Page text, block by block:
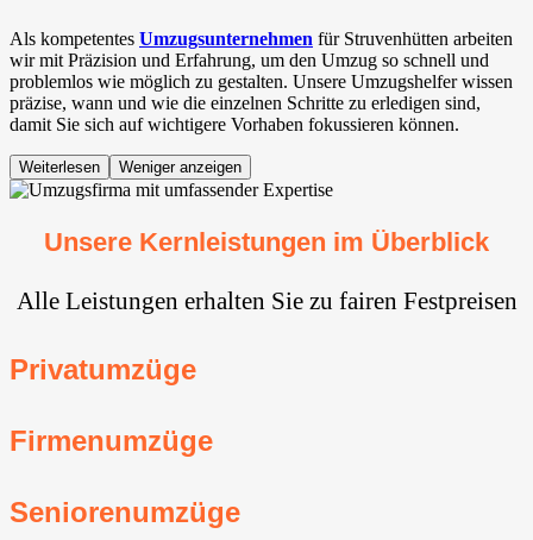
Als kompetentes Umzugsunternehmen für Struvenhütten arbeiten
wir mit Präzision und Erfahrung, um den Umzug so schnell und
problemlos wie möglich zu gestalten. Unsere Umzugshelfer wissen
präzise, wann und wie die einzelnen Schritte zu erledigen sind,
damit Sie sich auf wichtigere Vorhaben fokussieren können.
Weiterlesen Weniger anzeigen
Unsere Kernleistungen im Überblick
Alle Leistungen erhalten Sie zu fairen Festpreisen
Privatumzüge
Firmenumzüge
Seniorenumzüge